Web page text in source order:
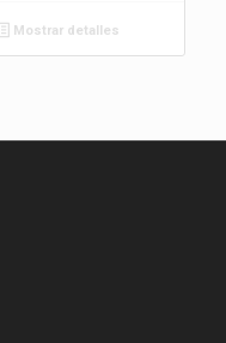
Mostrar detalles